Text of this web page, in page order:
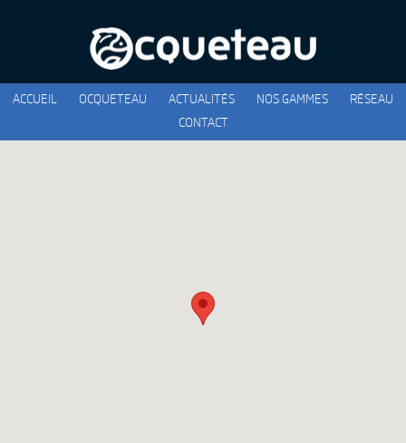
ACCUEIL OCQUETEAU ACTUALITÉS NOS GAMMES
RÉSEAU
CONTACT